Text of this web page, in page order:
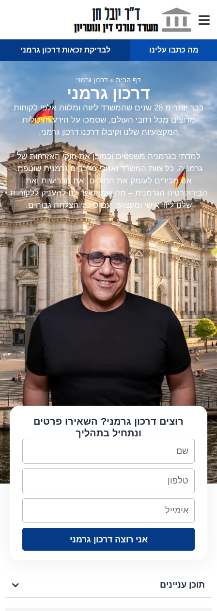
מה כתבו עלינו לבדיקת זכאות דרכון גרמני
דף הבית» דרכון גרמני
דרכון גרמני
כבר יותר מ 28 שנים שהמשרד ליווה ומלווה אלפי לקוחות
מרוצים מכל רחבי העולם, שסמכו על הידע והיכולות
המקצועיות שלנו וקיבלו דרכנו דרכון גרמני.
למדתי בגרמניה משפטים וכמובן את חוקי האזרחות של
גרמניה. כל צוות המשרד ואנוכי מדברים גרמנית שוטפת.
אנו מכירים לעומק את החוקים, את הדרישות ואת
הבירוקרטיה הגרמנית – מה שמאפשר לנו להעניק ללקוחות
שלנו ליווי אישי ומקצועי, עם סיכויי הצלחה גבוהים.
רוצים דרכון גרמני? השאירו פרטים
ונתחיל בתהליך
אני רוצה דרכון גרמני
תוכן עניינים